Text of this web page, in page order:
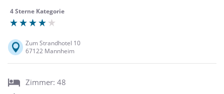
4 Sterne Kategorie
Zum Strandhotel 10
67122 Mannheim
Zimmer: 48